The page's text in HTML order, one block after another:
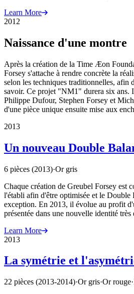
Learn More
2012
Naissance d'une montre
Après la création de la Time Æon
Forsey s'attache à rendre concrète la
selon les techniques traditionnelles, afin
savoir. Ce projet "NM1" durera six ans.
Philippe Dufour, Stephen Forsey et
d'une pièce unique ensuite mise aux
2013
Un nouveau Double
6 pièces (2013)·Or gris
Chaque création de Greubel Forsey est
l'établi afin d'être optimisée et le Double
exception. En 2013, il évolue au profit
présentée dans une nouvelle identité très
Learn More
2013
La symétrie et
22 pièces (2013-2014)·Or gris·Or rouge·